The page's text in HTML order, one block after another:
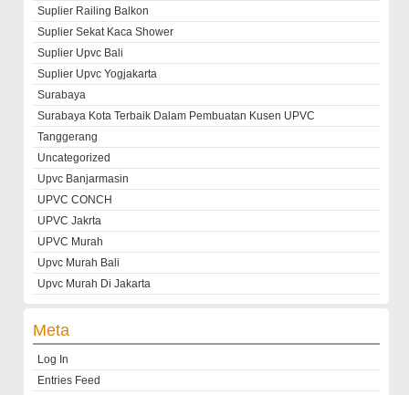
Suplier Railing Balkon
Suplier Sekat Kaca Shower
Suplier Upvc Bali
Suplier Upvc Yogjakarta
Surabaya
Surabaya Kota Terbaik Dalam Pembuatan Kusen UPVC
Tanggerang
Uncategorized
Upvc Banjarmasin
UPVC CONCH
UPVC Jakrta
UPVC Murah
Upvc Murah Bali
Upvc Murah Di Jakarta
Meta
Log In
Entries Feed